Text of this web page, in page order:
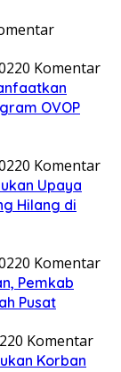
0 Komentar
OVOP
0 Komentar
Upaya
Hilang di
0 Komentar
Pemkab
Pusat
0 Komentar
Korban